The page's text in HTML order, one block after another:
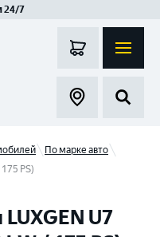
24/7
По марке авто
PS)
U7